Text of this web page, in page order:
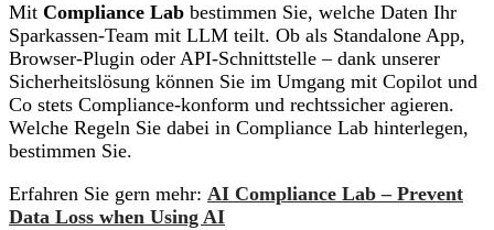
Mit Compliance Lab bestimmen Sie, welche Daten Ihr
Sparkassen-Team mit LLM teilt. Ob als Standalone App,
Browser-Plugin oder API-Schnittstelle – dank unserer
Sicherheitslösung können Sie im Umgang mit Copilot und
Co stets Compliance-konform und rechtssicher agieren.
Welche Regeln Sie dabei in Compliance Lab hinterlegen,
bestimmen Sie.
Erfahren Sie gern mehr: AI Compliance Lab – Prevent
Data Loss when Using AI